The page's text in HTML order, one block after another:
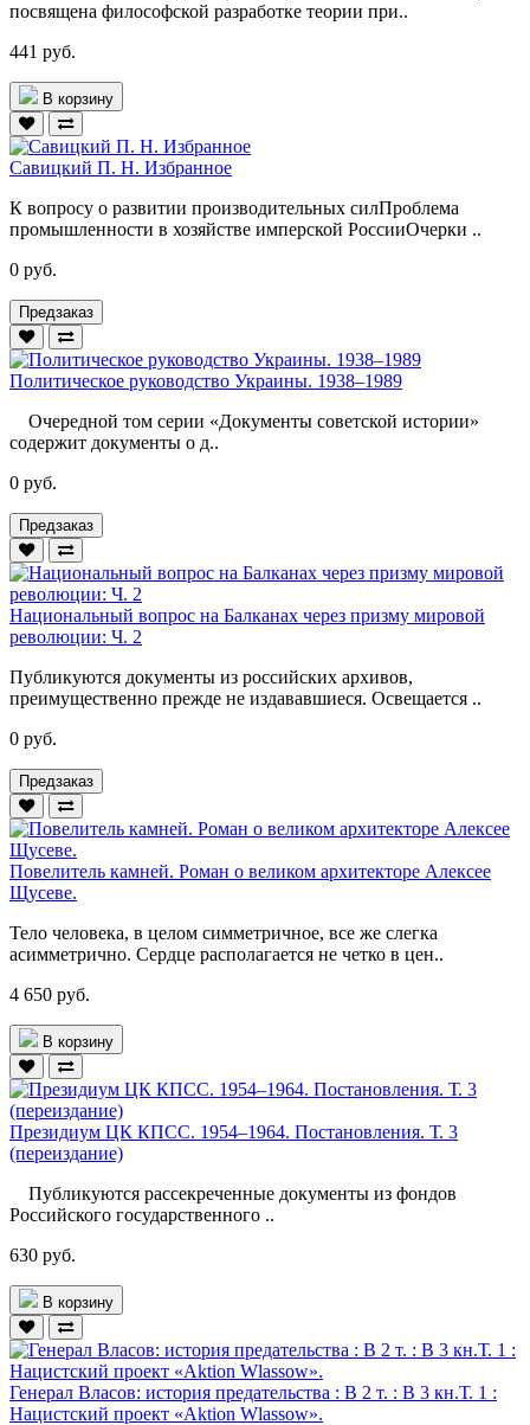
посвящена философской разработке теории при..
441 руб.
В корзину
Савицкий П. Н. Избранное
К вопросу о развитии производительных силПроблема
промышленности в хозяйстве имперской РоссииОчерки ..
0 руб.
Предзаказ
Политическое руководство Украины. 1938–1989
Очередной том серии «Документы советской истории»
содержит документы о д..
0 руб.
Предзаказ
Национальный вопрос на Балканах через призму мировой
революции: Ч. 2
Публикуются документы из российских архивов,
преимущественно прежде не издававшиеся. Освещается ..
0 руб.
Предзаказ
Повелитель камней. Роман о великом архитекторе Алексее
Щусеве.
Тело человека, в целом симметричное, все же слегка
асимметрично. Сердце располагается не четко в цен..
4 650 руб.
В корзину
Президиум ЦК КПСС. 1954–1964. Постановления. Т. 3
(переиздание)
Публикуются рассекреченные документы из фондов
Российского государственного ..
630 руб.
В корзину
Генерал Власов: история предательства : В 2 т. : В 3 кн.Т. 1 :
Нацистский проект «Aktion Wlassow».